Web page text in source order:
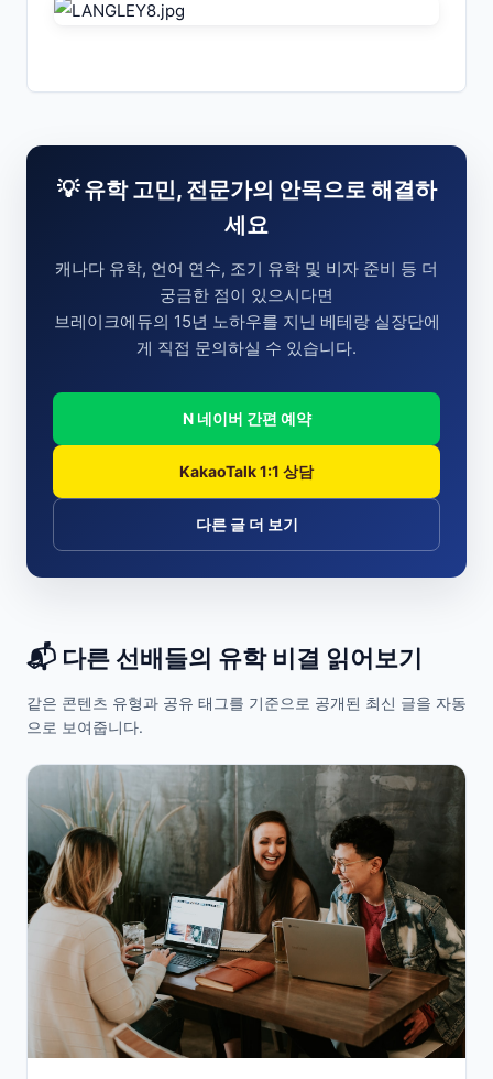
💡 유학 고민, 전문가의 안목으로 해결하
세요
캐나다 유학, 언어 연수, 조기 유학 및 비자 준비 등 더
궁금한 점이 있으시다면
브레이크에듀의 15년 노하우를 지닌 베테랑 실장단에
게 직접 문의하실 수 있습니다.
N 네이버 간편 예약
KakaoTalk 1:1 상담
다른 글 더 보기
📬 다른 선배들의 유학 비결 읽어보기
같은 콘텐츠 유형과 공유 태그를 기준으로 공개된 최신 글을 자동
으로 보여줍니다.